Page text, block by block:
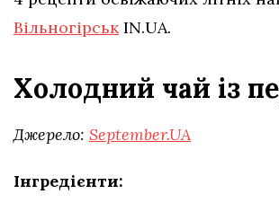
ВільногірськIN.UA.
Холодний чай із
Джерело: September.UA
Інгредієнти: